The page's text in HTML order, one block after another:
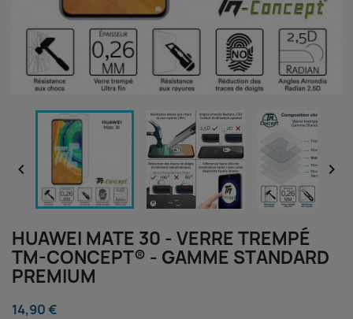
 
HUAWEI MATE 30 - VERRE TREMPÉ
TM-CONCEPT® - GAMME STANDARD
PREMIUM
14,90 €